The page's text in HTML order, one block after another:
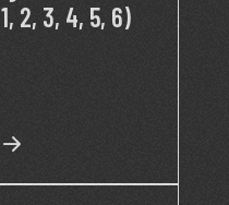
2, 3, 4, 5, 6)